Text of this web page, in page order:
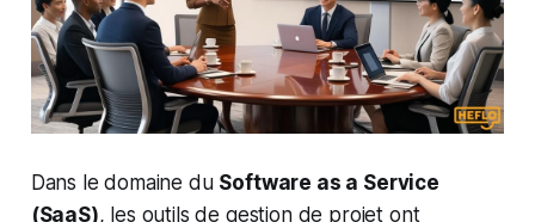
Dans le domaine du Software as a Service
(SaaS), les outils de gestion de projet ont